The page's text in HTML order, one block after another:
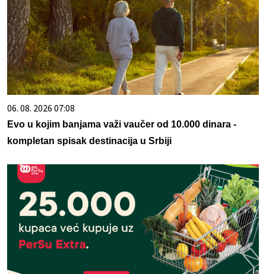
06. 08. 2026 07:08
Evo u kojim banjama važi vaučer od 10.000 dinara -
kompletan spisak destinacija u Srbiji